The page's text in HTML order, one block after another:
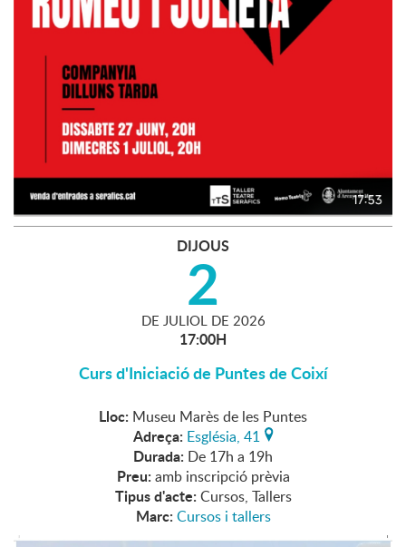
DIJOUS
2
DE JULIOL DE 2026
17:00H
Curs d'Iniciació de Puntes de Coixí
Lloc: Museu Marès de les Puntes
Adreça: Església, 41
Durada: De 17h a 19h
Preu: amb inscripció prèvia
Tipus d'acte: Cursos, Tallers
Marc: Cursos i tallers